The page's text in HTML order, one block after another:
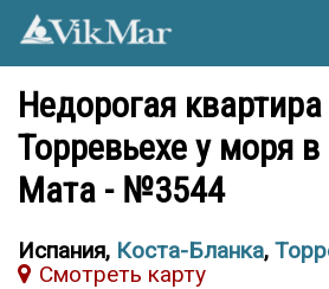
Недорогая
Торревьехе у моря
Мата - №3544
Испания, Коста-Бланка,
Cмотреть карту